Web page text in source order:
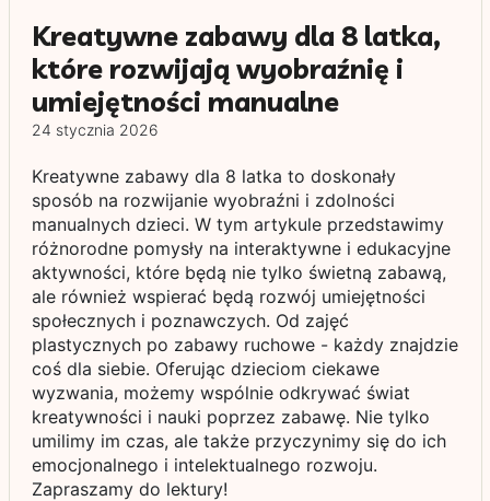
Kreatywne zabawy dla 8 latka,
które rozwijają wyobraźnię i
umiejętności manualne
24 stycznia 2026
Kreatywne zabawy dla 8 latka to doskonały
sposób na rozwijanie wyobraźni i zdolności
manualnych dzieci. W tym artykule przedstawimy
różnorodne pomysły na interaktywne i edukacyjne
aktywności, które będą nie tylko świetną zabawą,
ale również wspierać będą rozwój umiejętności
społecznych i poznawczych. Od zajęć
plastycznych po zabawy ruchowe - każdy znajdzie
coś dla siebie. Oferując dzieciom ciekawe
wyzwania, możemy wspólnie odkrywać świat
kreatywności i nauki poprzez zabawę. Nie tylko
umilimy im czas, ale także przyczynimy się do ich
emocjonalnego i intelektualnego rozwoju.
Zapraszamy do lektury!